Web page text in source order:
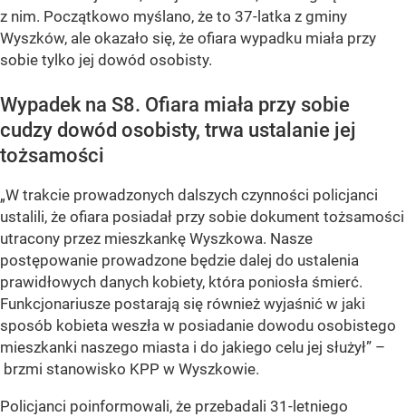
z nim. Początkowo myślano, że to 37-latka z gminy
Wyszków, ale okazało się, że ofiara wypadku miała przy
sobie tylko jej dowód osobisty.
Wypadek na S8. Ofiara miała przy sobie
cudzy dowód osobisty, trwa ustalanie jej
tożsamości
„W trakcie prowadzonych dalszych czynności policjanci
ustalili, że ofiara posiadał przy sobie dokument tożsamości
utracony przez mieszkankę Wyszkowa. Nasze
postępowanie prowadzone będzie dalej do ustalenia
prawidłowych danych kobiety, która poniosła śmierć.
Funkcjonariusze postarają się również wyjaśnić w jaki
sposób kobieta weszła w posiadanie dowodu osobistego
mieszkanki naszego miasta i do jakiego celu jej służył” –
brzmi stanowisko KPP w Wyszkowie.
Policjanci poinformowali, że przebadali 31-letniego